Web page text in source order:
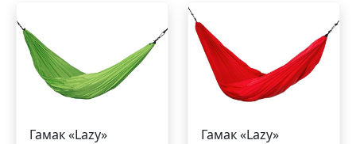
Гамак «Lazy»
Гамак «Lazy»